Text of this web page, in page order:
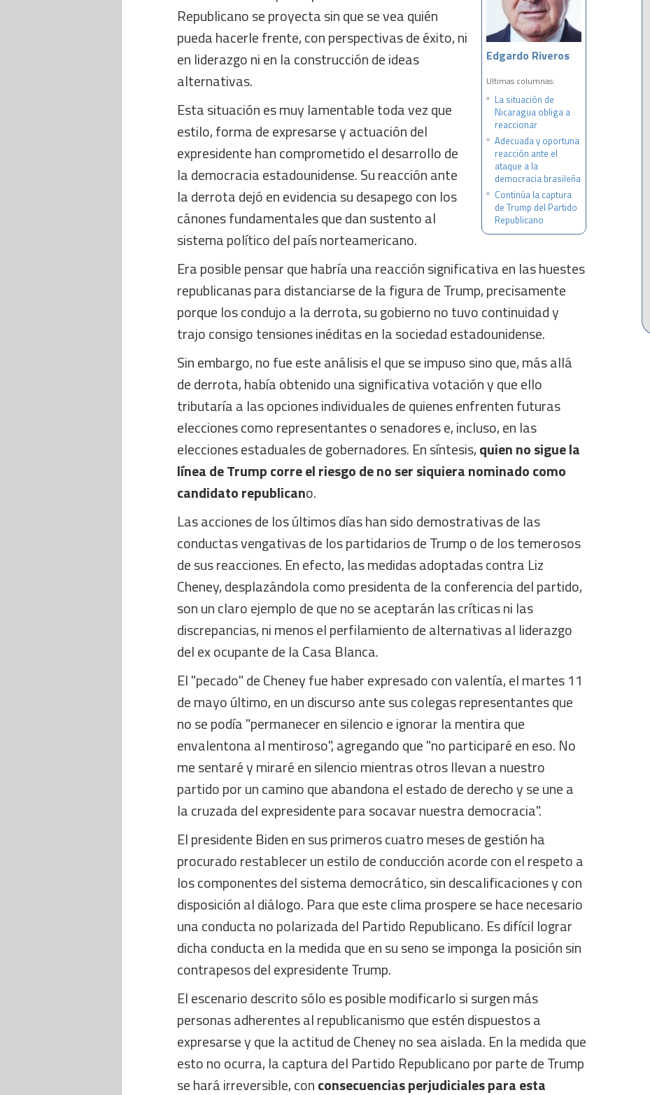
Edgardo Riveros
Ultimas columnas:
La situación de
Nicaragua obliga a
reaccionar
Adecuada y oportuna
reacción ante el
ataque a la
democracia brasileña
Continúa la captura
de Trump del Partido
Republicano
Republicano se proyecta sin que se vea quién
pueda hacerle frente, con perspectivas de éxito, ni
en liderazgo ni en la construcción de ideas
alternativas.
Esta situación es muy lamentable toda vez que
estilo, forma de expresarse y actuación del
expresidente han comprometido el desarrollo de
la democracia estadounidense. Su reacción ante
la derrota dejó en evidencia su desapego con los
cánones fundamentales que dan sustento al
sistema político del país norteamericano.
Era posible pensar que habría una reacción significativa en las huestes
republicanas para distanciarse de la figura de Trump, precisamente
porque los condujo a la derrota, su gobierno no tuvo continuidad y
trajo consigo tensiones inéditas en la sociedad estadounidense.
Sin embargo, no fue este análisis el que se impuso sino que, más allá
de derrota, había obtenido una significativa votación y que ello
tributaría a las opciones individuales de quienes enfrenten futuras
elecciones como representantes o senadores e, incluso, en las
elecciones estaduales de gobernadores. En síntesis,quien no sigue la
línea de Trump corre el riesgo de no ser siquiera nominado como
candidato republicano.
Las acciones de los últimos días han sido demostrativas de las
conductas vengativas de los partidarios de Trump o de los temerosos
de sus reacciones. En efecto, las medidas adoptadas contra Liz
Cheney, desplazándola como presidenta de la conferencia del partido,
son un claro ejemplo de que no se aceptarán las críticas ni las
discrepancias, ni menos el perfilamiento de alternativas al liderazgo
del ex ocupante de la Casa Blanca.
El "pecado" de Cheney fue haber expresado con valentía, el martes 11
de mayo último, en un discurso ante sus colegas representantes que
no se podía "permanecer en silencio e ignorar la mentira que
envalentona al mentiroso", agregando que "no participaré en eso. No
me sentaré y miraré en silencio mientras otros llevan a nuestro
partido por un camino que abandona el estado de derecho y se une a
la cruzada del expresidente para socavar nuestra democracia".
El presidente Biden en sus primeros cuatro meses de gestión ha
procurado restablecer un estilo de conducción acorde con el respeto a
los componentes del sistema democrático, sin descalificaciones y con
disposición al diálogo. Para que este clima prospere se hace necesario
una conducta no polarizada del Partido Republicano. Es difícil lograr
dicha conducta en la medida que en su seno se imponga la posición sin
contrapesos del expresidente Trump.
El escenario descrito sólo es posible modificarlo si surgen más
personas adherentes al republicanismo que estén dispuestos a
expresarse y que la actitud de Cheney no sea aislada. En la medida que
esto no ocurra, la captura del Partido Republicano por parte de Trump
se hará irreversible, conconsecuencias perjudiciales para esta